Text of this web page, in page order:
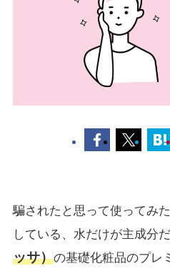
騙されたと思って使ってみ
している、水だけが主成分
ッサ）の基礎化粧品のプレ